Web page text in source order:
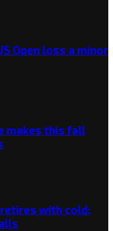
Open loss a minor
makes this fall
with cold;